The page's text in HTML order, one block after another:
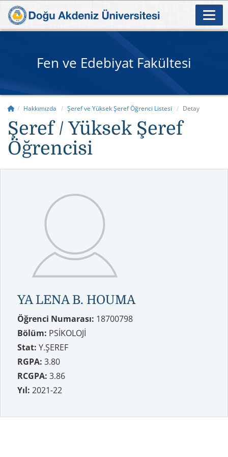
Fen ve Edebiyat Fakültesi
Hakkımızda Şeref ve Yüksek Şeref Öğrenci Listesi Detay
Şeref / Yüksek Şeref
Öğrencisi
YA LENA B. HOUMA
Öğrenci Numarası: 18700798
Bölüm: PSİKOLOJİ
Stat: Y.ŞEREF
RGPA: 3.80
RCGPA: 3.86
Yıl: 2021-22